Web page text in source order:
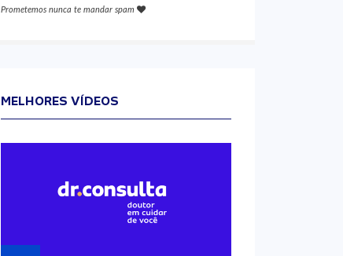
Prometemos nunca te mandar spam
MELHORES VÍDEOS